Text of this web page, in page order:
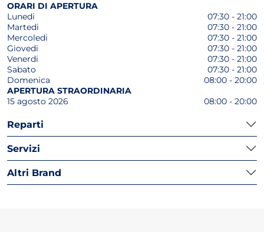
ORARI DI APERTURA
Lunedi
07:30 - 21:00
Martedi
07:30 - 21:00
Mercoledi
07:30 - 21:00
Giovedi
07:30 - 21:00
Venerdi
07:30 - 21:00
Sabato
07:30 - 21:00
Domenica
08:00 - 20:00
APERTURA STRAORDINARIA
15 agosto 2026
08:00 - 20:00
Reparti
Servizi
Altri Brand